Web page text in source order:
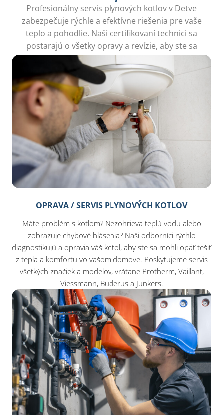
Profesionálny servis plynových kotlov v Detve
zabezpečuje rýchle a efektívne riešenia pre vaše
teplo a pohodlie. Naši certifikovaní technici sa
postarajú o všetky opravy a revízie, aby ste sa
mohli cítiť bezpečne vo svojom domove.
OPRAVA / SERVIS PLYNOVÝCH KOTLOV
Máte problém s kotlom? Nezohrieva teplú vodu alebo
zobrazuje chybové hlásenia? Naši odborníci rýchlo
diagnostikujú a opravia váš kotol, aby ste sa mohli opäť tešiť
z tepla a komfortu vo vašom domove. Poskytujeme servis
všetkých značiek a modelov, vrátane Protherm, Vaillant,
Viessmann, Buderus a Junkers.​